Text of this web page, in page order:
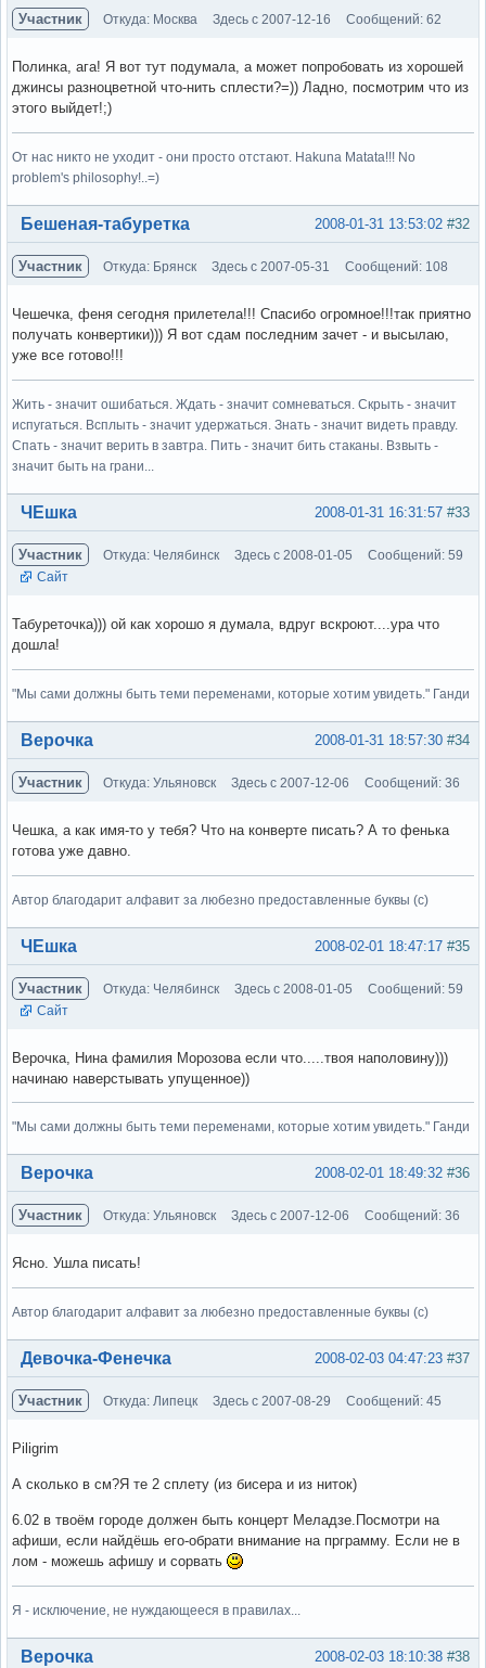
Участник Откуда: Москва Здесь с 2007-12-16 Сообщений: 62
Полинка, ага! Я вот тут подумала, а может попробовать из хорошей
джинсы разноцветной что-нить сплести?=)) Ладно, посмотрим что из
этого выйдет!;)
От нас никто не уходит - они просто отстают. Hakuna Matata!!! No
problem's philosophy!..=)
Вне форума #32
2008-01-31 13:53:02
Бешеная-табуретка
Участник Откуда: Брянск Здесь с 2007-05-31 Сообщений: 108
Чешечка, феня сегодня прилетела!!! Спасибо огромное!!!так приятно
получать конвертики))) Я вот сдам последним зачет - и высылаю,
уже все готово!!!
Жить - значит ошибаться. Ждать - значит сомневаться. Скрыть - значит
испугаться. Всплыть - значит удержаться. Знать - значит видеть правду.
Спать - значит верить в завтра. Пить - значит бить стаканы. Взвыть -
значит быть на грани...
Вне форума #33
2008-01-31 16:31:57
ЧЕшка
Участник Откуда: Челябинск Здесь с 2008-01-05
Сообщений: 59
Сайт
Табуреточка))) ой как хорошо я думала, вдруг вскроют....ура что
дошла!
"Мы сами должны быть теми переменами, которые хотим увидеть." Ганди
Вне форума #34
2008-01-31 18:57:30
Верочка
Участник Откуда: Ульяновск Здесь с 2007-12-06 Сообщений: 36
Чешка, а как имя-то у тебя? Что на конверте писать? А то фенька
готова уже давно.
Автор благодарит алфавит за любезно предоставленные буквы (с)
Вне форума #35
2008-02-01 18:47:17
ЧЕшка
Участник Откуда: Челябинск Здесь с 2008-01-05
Сообщений: 59
Сайт
Верочка, Нина фамилия Морозова если что.....твоя наполовину)))
начинаю наверстывать упущенное))
"Мы сами должны быть теми переменами, которые хотим увидеть." Ганди
Вне форума #36
2008-02-01 18:49:32
Верочка
Участник Откуда: Ульяновск Здесь с 2007-12-06 Сообщений: 36
Ясно. Ушла писать!
Автор благодарит алфавит за любезно предоставленные буквы (с)
Вне форума #37
2008-02-03 04:47:23
Девочка-Фенечка
Участник Откуда: Липецк Здесь с 2007-08-29 Сообщений: 45
Piligrim
А сколько в см?Я те 2 сплету (из бисера и из ниток)
6.02 в твоём городе должен быть концерт Меладзе.Посмотри на
афиши, если найдёшь его-обрати внимание на прграмму. Если не в
лом - можешь афишу и сорвать
Я - исключение, не нуждающееся в правилах...
Вне форума #38
2008-02-03 18:10:38
Верочка